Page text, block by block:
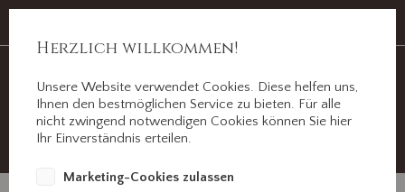
+49 8221 31077
Herzlich willkommen!
Unsere Website verwendet Cookies. Diese helfen uns,
Ihnen den bestmöglichen Service zu bieten. Für alle
nicht zwingend notwendigen Cookies können Sie hier
Ihr Einverständnis erteilen.
Marketing-Cookies zulassen